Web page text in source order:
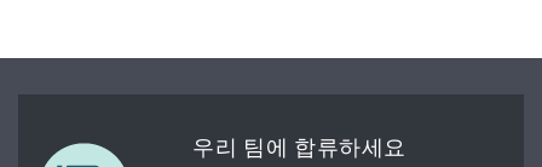
우리 팀에 합류하세요